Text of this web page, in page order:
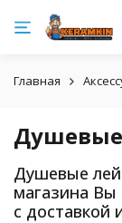
Главная
Душевые
Душевые
магазина Вы
с доставкой